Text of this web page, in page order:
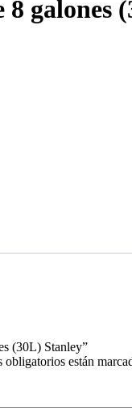
galones
(30L) Stanley”
obligatorios están